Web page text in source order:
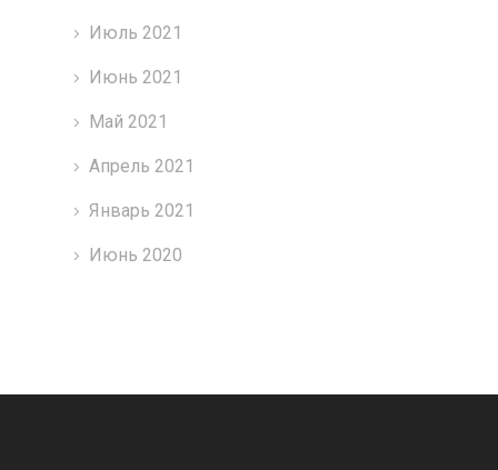
Июль 2021
Июнь 2021
Май 2021
Апрель 2021
Январь 2021
Июнь 2020